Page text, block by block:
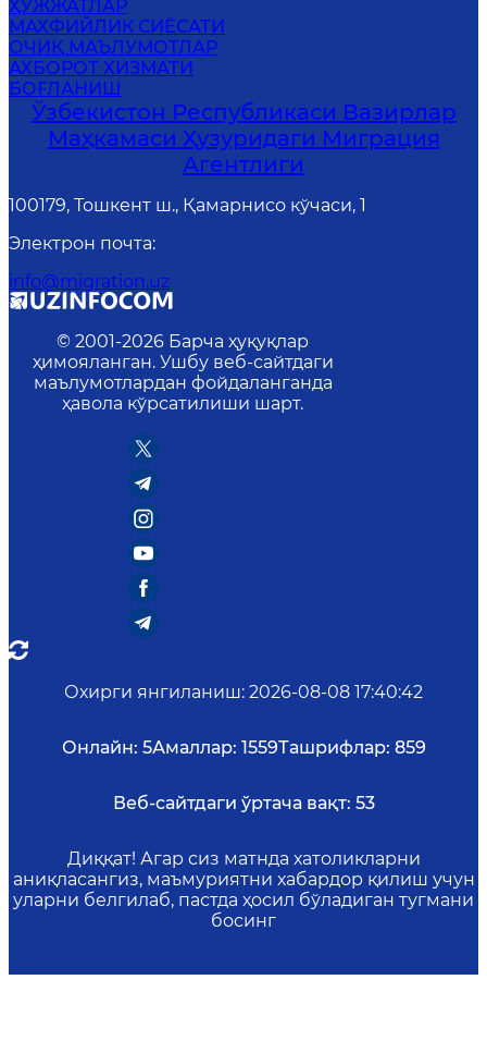
ҲУЖЖАТЛАР
MАХФИЙЛИК СИЁСАТИ
ОЧИҚ МАЪЛУМОТЛАР
АХБОРОТ ХИЗМАТИ
БОҒЛАНИШ
Ўзбекистон Республикаси Вазирлар
Маҳкамаси Ҳузуридаги Миграция
Агентлиги
100179, Тошкент ш., Қамарнисо кўчаси, 1
Электрон почта:
info@migration.uz
© 2001-2026 Барча ҳуқуқлар
ҳимояланган. Ушбу веб-сайтдаги
маълумотлардан фойдаланганда
ҳавола кўрсатилиши шарт.
Охирги янгиланиш: 2026-08-08 17:40:42
Онлайн: 5Амаллар: 1559Ташрифлар: 859
Веб-сайтдаги ўртача вақт: 53
Диққат! Агар сиз матнда хатоликларни
аниқласангиз, маъмуриятни хабардор қилиш учун
уларни белгилаб, пастда ҳосил бўладиган тугмани
босинг